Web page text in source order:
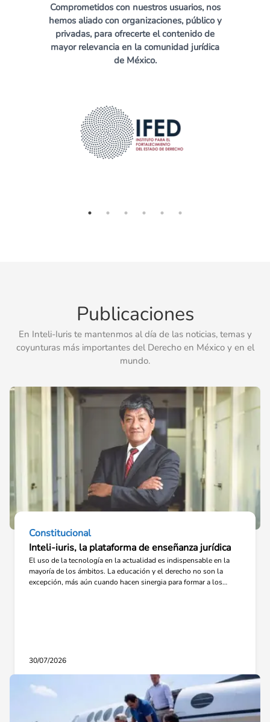
Comprometidos con nuestros usuarios, nos
hemos aliado con organizaciones, público y
privadas, para ofrecerte el contenido de
mayor relevancia en la comunidad jurídica
de México.
Publicaciones
En Inteli-Iuris te mantenmos al día de las noticias, temas y
coyunturas más importantes del Derecho en México y en el
mundo.
Constitucional
Inteli-iuris, la plataforma de enseñanza jurídica
El uso de la tecnología en la actualidad es indispensable en la
mayoría de los ámbitos. La educación y el derecho no son la
excepción, más aún cuando hacen sinergia para formar a los
30/07/2026